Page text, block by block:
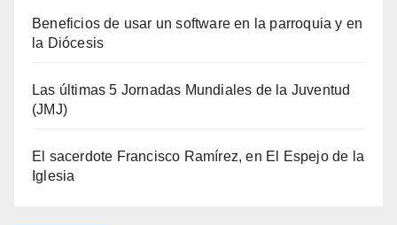
Beneficios de usar un software en la parroquia y en
la Diócesis
Las últimas 5 Jornadas Mundiales de la Juventud
(JMJ)
El sacerdote Francisco Ramírez, en El Espejo de la
Iglesia